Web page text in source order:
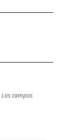
Los campos